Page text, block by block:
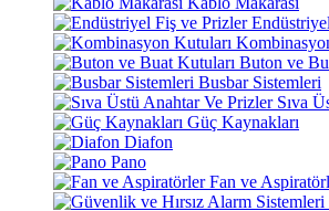
Buton ve
Busbar Sistemleri
Sıva
Güç Kaynakları
Diafon
Pano
Fan ve